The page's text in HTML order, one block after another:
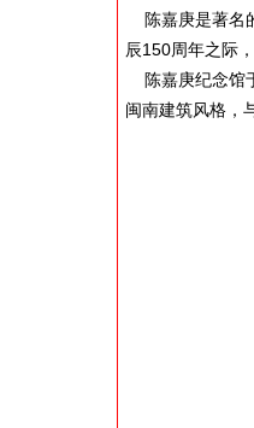
陈嘉庚是著名
辰150周年之际
陈嘉庚纪念馆
闽南建筑风格，